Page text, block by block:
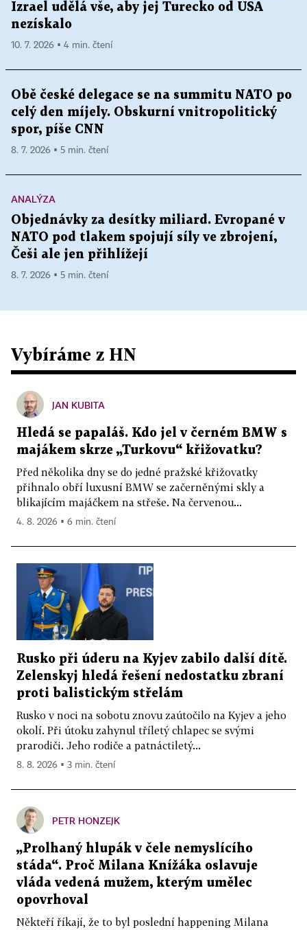
Izrael udělá vše, aby jej Turecko od USA
nezískalo
10. 7. 2026 ▪ 4 min. čtení
Obě české delegace se na summitu NATO po
celý den míjely. Obskurní vnitropolitický
spor, píše CNN
8. 7. 2026 ▪ 5 min. čtení
ANALÝZA
Objednávky za desítky miliard. Evropané v
NATO pod tlakem spojují síly ve zbrojení,
Češi ale jen přihlížejí
8. 7. 2026 ▪ 5 min. čtení
Vybíráme z HN
JAN KUBITA
Hledá se papaláš. Kdo jel v černém BMW s
majákem skrze „Turkovu“ křižovatku?
Před několika dny se do jedné pražské křižovatky
přihnalo obří luxusní BMW se začerněnými skly a
blikajícím majáčkem na střeše. Na červenou...
4. 8. 2026 ▪ 6 min. čtení
Rusko při úderu na Kyjev zabilo další dítě.
Zelenskyj hledá řešení nedostatku zbraní
proti balistickým střelám
Rusko v noci na sobotu znovu zaútočilo na Kyjev a jeho
okolí. Při útoku zahynul tříletý chlapec se svými
prarodiči. Jeho rodiče a patnáctiletý...
8. 8. 2026 ▪ 3 min. čtení
PETR HONZEJK
„Prolhaný hlupák v čele nemyslícího
stáda“. Proč Milana Knížáka oslavuje
vláda vedená mužem, kterým umělec
opovrhoval
Někteří říkají, že to byl poslední happening Milana